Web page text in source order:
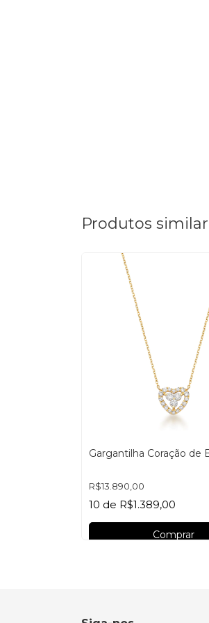
Produtos
Gargantilha Coração de
R$13.890,00
10 de R$1.389,00
Comprar